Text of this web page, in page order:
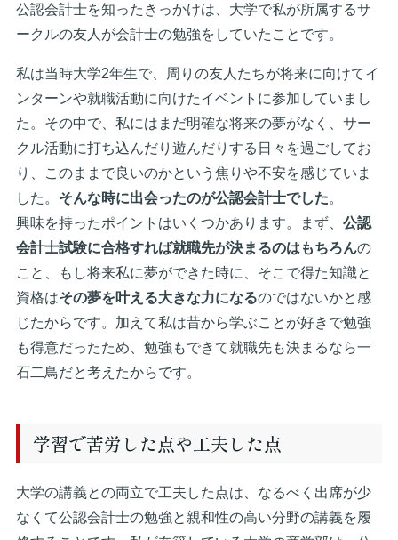
公認会計士を知ったきっかけは、大学で私が所属するサ
ークルの友人が会計士の勉強をしていたことです。
私は当時大学2年生で、周りの友人たちが将来に向けてイ
ンターンや就職活動に向けたイベントに参加していまし
た。その中で、私にはまだ明確な将来の夢がなく、サー
クル活動に打ち込んだり遊んだりする日々を過ごしてお
り、このままで良いのかという焦りや不安を感じていま
した。 そんな時に出会ったのが公認会計士でした。
興味を持ったポイントはいくつかあります。まず、 公認
会計士試験に合格すれば就職先が決まるのはもちろんの
こと、もし将来私に夢ができた時に、そこで得た知識と
資格はその夢を叶える大きな力になるのではないかと感
じたからです。加えて私は昔から学ぶことが好きで勉強
も得意だったため、勉強もできて就職先も決まるなら一
石二鳥だと考えたからです。
学習で苦労した点や工夫した点
大学の講義との両立で工夫した点は、なるべく出席が少
なくて公認会計士の勉強と親和性の高い分野の講義を履